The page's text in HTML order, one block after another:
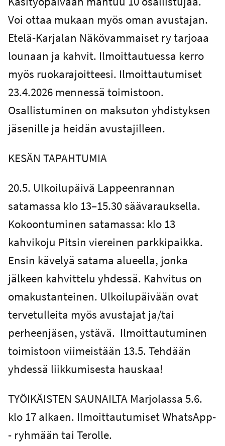
Voi ottaa mukaan myös oman avustajan.
Etelä-Karjalan Näkövammaiset ry tarjoaa
lounaan ja kahvit. Ilmoittautuessa kerro
myös ruokarajoitteesi. Ilmoittautumiset
23.4.2026 mennessä toimistoon.
Osallistuminen on maksuton yhdistyksen
jäsenille ja heidän avustajilleen.
KESÄN TAPAHTUMIA
20.5. Ulkoilupäivä Lappeenrannan
satamassa klo 13–15.30 säävarauksella.
Kokoontuminen satamassa: klo 13
kahvikoju Pitsin viereinen parkkipaikka.
Ensin kävelyä satama alueella, jonka
jälkeen kahvittelu yhdessä. Kahvitus on
omakustanteinen. Ulkoilupäivään ovat
tervetulleita myös avustajat ja/tai
perheenjäsen, ystävä. Ilmoittautuminen
toimistoon viimeistään 13.5. Tehdään
yhdessä liikkumisesta hauskaa!
TYÖIKÄISTEN SAUNAILTA Marjolassa 5.6.
klo 17 alkaen. Ilmoittautumiset WhatsApp-
- ryhmään tai Terolle.